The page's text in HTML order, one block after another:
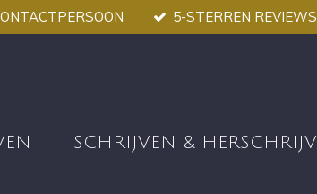
5-STERREN REVIEWS
SCHRIJVEN &